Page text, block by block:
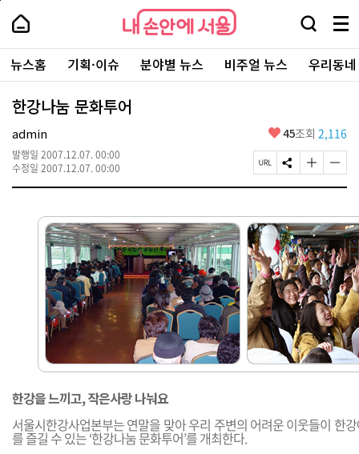
본
로
가
내
손
안
에
서
울
-
서
울
시
대
표
소
내
손
에
울
검
창
열
기
메
뉴
전
체
보
주
요
서
뉴스홈 기획·이슈 분야별 뉴스 비주얼 뉴스 우리동
한강나눔 문화투어
admin
발행일 2007.12.07. 00:00
수정일 2007.12.07. 00:00
좋
요
45조회 2,116
페
이
R
L
복
사
S
N
유
하
기
글
자
크
게
변
경
하
기
글
자
작
게
변
경
하
기
한강을 느끼고, 작은사랑 나눠요
서울시한강사업본부는 연말을 맞아 우리 주변의 어려운 이웃들이 한
를 즐길 수 있는 ‘한강나눔 문화투어’를 개최한다.
페
상
단
로